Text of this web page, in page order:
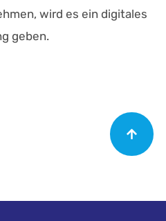
wird es ein digitales
geben.